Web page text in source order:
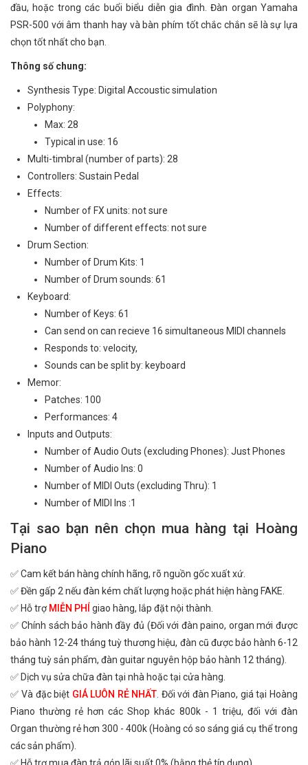
đầu, hoặc trong các buổi biểu diễn gia đình. Đàn organ Yamaha
PSR-500 với âm thanh hay và bàn phím tốt chắc chắn sẽ là sự lựa
chọn tốt nhất cho bạn.
Thông số chung:
Synthesis Type: Digital Accoustic simulation
Polyphony:
Max: 28
Typical in use: 16
Multi-timbral (number of parts): 28
Controllers: Sustain Pedal
Effects:
Number of FX units: not sure
Number of different effects: not sure
Drum Section:
Number of Drum Kits: 1
Number of Drum sounds: 61
Keyboard:
Number of Keys: 61
Can send on can recieve 16 simultaneous MIDI channels
Responds to: velocity,
Sounds can be split by: keyboard
Memor:
Patches: 100
Performances: 4
Inputs and Outputs:
Number of Audio Outs (excluding Phones): Just Phones
Number of Audio Ins: 0
Number of MIDI Outs (excluding Thru): 1
Number of MIDI Ins :1
Tại sao bạn nên chọn mua hàng tại Hoàng
Piano
✅ Cam kết bán hàng chính hãng, rõ nguồn gốc xuất xứ.
✅ Đền gấp 2 nếu đàn kém chất lượng hoặc phát hiện hàng FAKE.
✅ Hỗ trợ MIỄN PHÍ giao hàng, lắp đặt nội thành.
✅ Chính sách bảo hành đầy đủ (Đối với đàn paino, organ mới được
bảo hành 12-24 tháng tuỳ thương hiệu, đàn cũ được bảo hành 6-12
tháng tuỳ sản phẩm, đàn guitar nguyên hộp bảo hành 12 tháng).
✅ Dịch vụ sửa chữa đàn tại nhà hoặc tại cửa hàng.
✅ Và đặc biệt GIÁ LUÔN RẺ NHẤT . Đối với đàn Piano, giá tại Hoàng
Piano thường rẻ hơn các Shop khác 800k - 1 triệu, đối với đàn
Organ thường rẻ hơn 300 - 400k (Hoàng có so sáng giá cụ thể trong
các sản phẩm).